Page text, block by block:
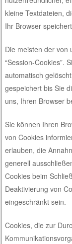
kleine Textdateien,
Ihr Browser
Die meisten der von
“Session-Cookies”.
automatisch
gespeichert bis Sie
uns, Ihren Browser
Sie können Ihren
von Cookies
erlauben, die
generell
Cookies beim
Deaktivierung von
eingeschränkt sein.
Cookies, die zur